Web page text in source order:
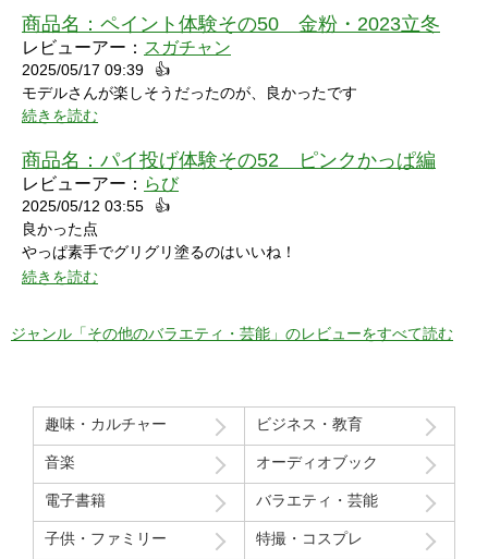
商品名： ペイント体験その50 金粉・2023立冬
レビューアー： スガチャン
2025/05/17 09:39
👍
モデルさんが楽しそうだったのが、良かったです
続きを読む
商品名： パイ投げ体験その52 ピンクかっぱ編
レビューアー： らび
2025/05/12 03:55
👍
良かった点
やっぱ素手でグリグリ塗るのはいいね！
特に21分の途中からとてもいい感じ！
う」という趣旨の発言と「パイを食らう事はなんとも無い」とい
う趣旨の２つの部分ちょっと気分下がってしまったw
Route207さんいつも良い作品をありがとうございます！
初レビューですが、よく購入させて貰ってます！
続きを読む
ジャンル「その他のバラエティ・芸能」のレビューをすべて読む
趣味・カルチャー ビジネス・教育
音楽 オーディオブック
電子書籍 バラエティ・芸能
子供・ファミリー 特撮・コスプレ